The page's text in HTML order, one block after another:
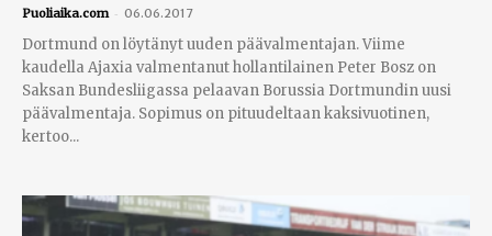
Puoliaika.com - 06.06.2017
Dortmund on löytänyt uuden päävalmentajan. Viime
kaudella Ajaxia valmentanut hollantilainen Peter Bosz on
Saksan Bundesliigassa pelaavan Borussia Dortmundin uusi
päävalmentaja. Sopimus on pituudeltaan kaksivuotinen,
kertoo...